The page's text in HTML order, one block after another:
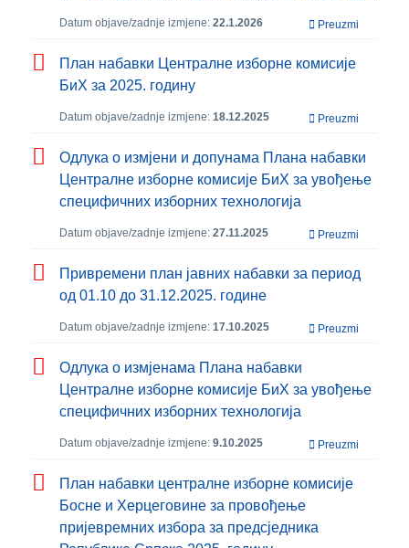
Datum objave/zadnje izmjene: 22.1.2026 Preuzmi
План набавки Централне изборне комисије
БиХ за 2025. годину
Datum objave/zadnje izmjene: 18.12.2025 Preuzmi
Одлука о измјени и допунама Плана набавки
Централне изборне комисије БиХ за увођење
специфичних изборних технологија
Datum objave/zadnje izmjene: 27.11.2025 Preuzmi
Привремени план јавних набавки за период
од 01.10 до 31.12.2025. године
Datum objave/zadnje izmjene: 17.10.2025 Preuzmi
Одлука о измјенама Плана набавки
Централне изборне комисије БиХ за увођење
специфичних изборних технологија
Datum objave/zadnje izmjene: 9.10.2025 Preuzmi
План набавки централне изборне комисије
Босне и Херцеговине за провођење
пријевремних избора за предсједника